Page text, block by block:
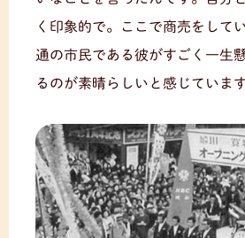
く印象的で。ここで商売をして
通の市民である彼がすごく一生
るのが素晴らしいと感じています